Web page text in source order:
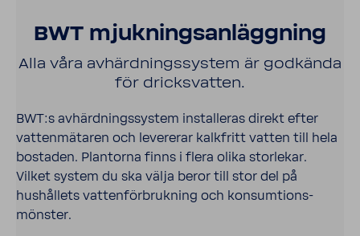
BWT mjuk­nings­an­lägg­ning
Alla våra avhärd­nings­sy­stem är godkända
för dricks­vatten.
BWT:s avhärd­nings­sy­stem instal­leras direkt efter
vatten­mä­taren och leve­rerar kalk­fritt vatten till hela
bostaden. Plan­torna finns i flera olika stor­lekar.
Vilket system du ska välja beror till stor del på
hushål­lets vatten­för­bruk­ning och konsum­tions­
mönster.